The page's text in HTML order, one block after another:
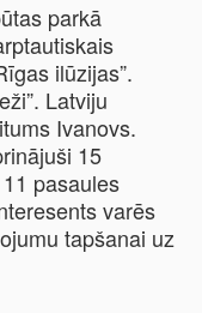
parkā
ilūzijas”.
Latviju
Ivanovs.
15
pasaules
varēs
tapšanai uz